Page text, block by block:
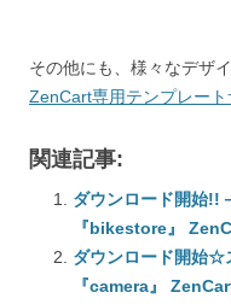
その他にも、様々なデザ
ZenCart専用テンプレー
関連記事:
ダウンロード開始!!
『bikestore』
ダウンロード開始☆
『camera』